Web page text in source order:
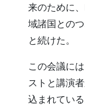
来のために
域諸国との
と続けた。
この会議に
ストと講演
込まれてい